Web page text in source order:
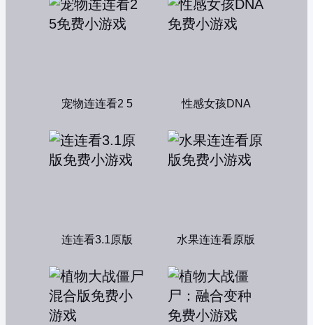
宠物连连看2 5 性感女孩DNA
连连看3.1原版 水果连连看原版